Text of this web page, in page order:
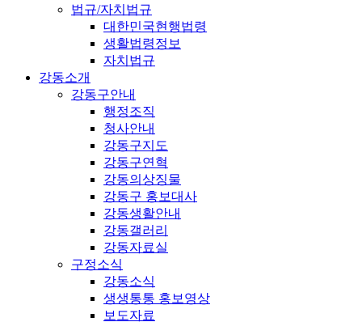
법규/자치법규
대한민국현행법령
생활법령정보
자치법규
강동소개
강동구안내
행정조직
청사안내
강동구지도
강동구연혁
강동의상징물
강동구 홍보대사
강동생활안내
강동갤러리
강동자료실
구정소식
강동소식
생생통통 홍보영상
보도자료